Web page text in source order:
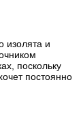
изолята и
поскольку
постоянно